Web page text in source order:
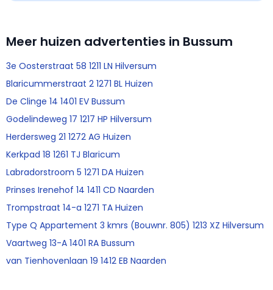
Meer huizen advertenties in Bussum
3e Oosterstraat 58 1211 LN Hilversum
Blaricummerstraat 2 1271 BL Huizen
De Clinge 14 1401 EV Bussum
Godelindeweg 17 1217 HP Hilversum
Herdersweg 21 1272 AG Huizen
Kerkpad 18 1261 TJ Blaricum
Labradorstroom 5 1271 DA Huizen
Prinses Irenehof 14 1411 CD Naarden
Trompstraat 14-a 1271 TA Huizen
Type Q Appartement 3 kmrs (Bouwnr. 805) 1213 XZ Hilversum
Vaartweg 13-A 1401 RA Bussum
van Tienhovenlaan 19 1412 EB Naarden